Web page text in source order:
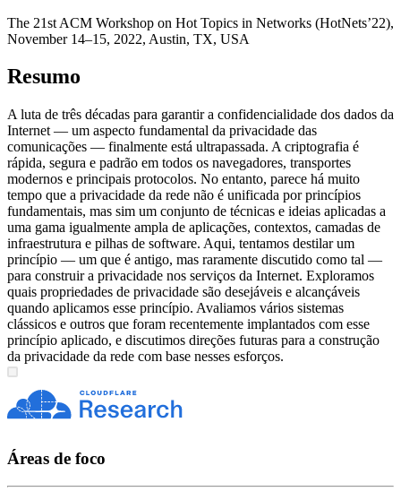
The 21st ACM Workshop on Hot Topics in Networks (HotNets’22),
November 14–15, 2022, Austin, TX, USA
Resumo
A luta de três décadas para garantir a confidencialidade dos dados da
Internet — um aspecto fundamental da privacidade das
comunicações — finalmente está ultrapassada. A criptografia é
rápida, segura e padrão em todos os navegadores, transportes
modernos e principais protocolos. No entanto, parece há muito
tempo que a privacidade da rede não é unificada por princípios
fundamentais, mas sim um conjunto de técnicas e ideias aplicadas a
uma gama igualmente ampla de aplicações, contextos, camadas de
infraestrutura e pilhas de software. Aqui, tentamos destilar um
princípio — um que é antigo, mas raramente discutido como tal —
para construir a privacidade nos serviços da Internet. Exploramos
quais propriedades de privacidade são desejáveis e alcançáveis
quando aplicamos esse princípio. Avaliamos vários sistemas
clássicos e outros que foram recentemente implantados com esse
princípio aplicado, e discutimos direções futuras para a construção
da privacidade da rede com base nesses esforços.
Áreas de foco